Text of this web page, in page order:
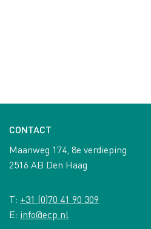
CONTACT
Maanweg 174, 8e verdieping
2516 AB Den Haag
T: +31 (0)70 41 90 309
E: info@ecp.nl